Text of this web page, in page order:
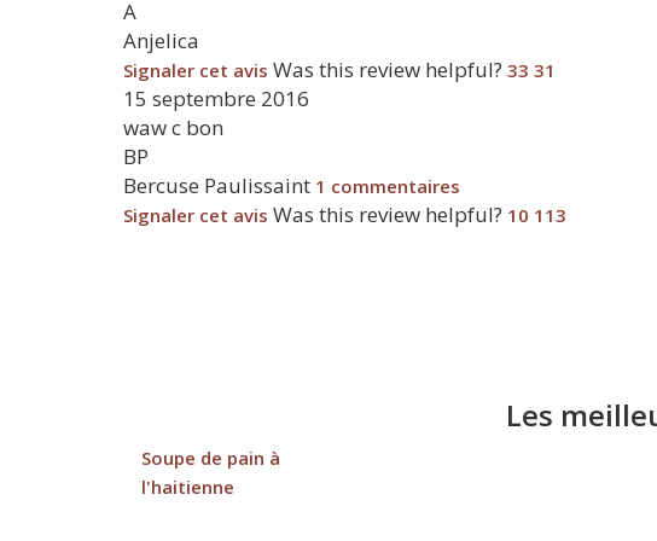
A
Anjelica
Signaler cet avis Was this review helpful? 33 31
15 septembre 2016
waw c bon
BP
Bercuse Paulissaint 1 commentaires
Signaler cet avis Was this review helpful? 10 113
Les
Soupe de pain à
l'haitienne